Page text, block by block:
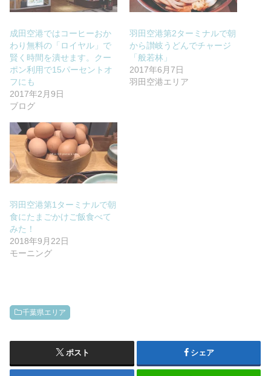
成田空港ではコーヒーおか
わり無料の「ロイヤル」で
賢く時間を潰せます。クー
ポン利用で15パーセントオ
フにも
2017年2月9日
ブログ
羽田空港第2ターミナルで朝
から讃岐うどんでチャージ
「般若林」
2017年6月7日
羽田空港エリア
羽田空港第1ターミナルで朝
食にたまごかけご飯食べて
みた！
2018年9月22日
モーニング
千葉県エリア
ポスト シェア